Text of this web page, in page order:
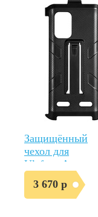
Защищённый
чехол для
Ulefone Armor
X10/X10 Pro
оригинал
3 670 р